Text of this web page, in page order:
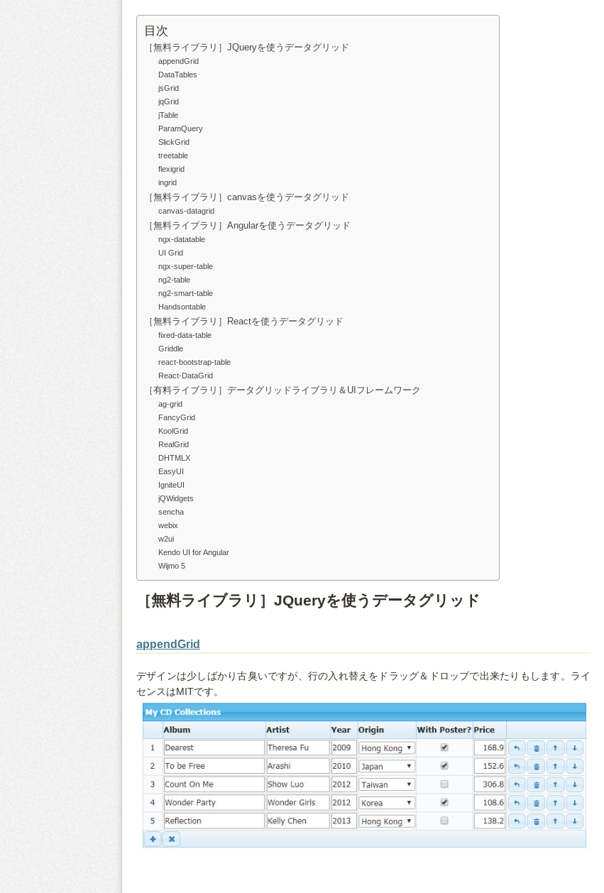
目次
［無料ライブラリ］JQueryを使うデータグリッド
appendGrid
DataTables
jsGrid
jqGrid
jTable
ParamQuery
SlickGrid
treetable
flexigrid
ingrid
［無料ライブラリ］canvasを使うデータグリッド
canvas-datagrid
［無料ライブラリ］Angularを使うデータグリッド
ngx-datatable
UI Grid
ngx-super-table
ng2-table
ng2-smart-table
Handsontable
［無料ライブラリ］Reactを使うデータグリッド
fixed-data-table
Griddle
react-bootstrap-table
React-DataGrid
［有料ライブラリ］データグリッドライブラリ＆UIフレームワーク
ag-grid
FancyGrid
KoolGrid
RealGrid
DHTMLX
EasyUI
IgniteUI
jQWidgets
sencha
webix
w2ui
Kendo UI for Angular
Wijmo 5
［無料ライブラリ］JQueryを使うデータグリッド
appendGrid
デザインは少しばかり古臭いですが、行の入れ替えをドラッグ＆ドロップで出来たりもします。ライ
センスはMITです。